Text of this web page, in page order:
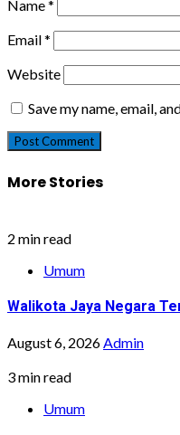
Name*
Email*
Website
Save my name, email,
More Stories
2 min read
Umum
Walikota Jaya Negara
August 6, 2026Admin
3 min read
Umum